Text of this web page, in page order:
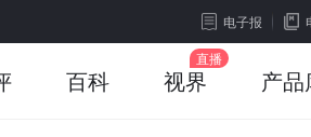
电子报
百科 视界 产品